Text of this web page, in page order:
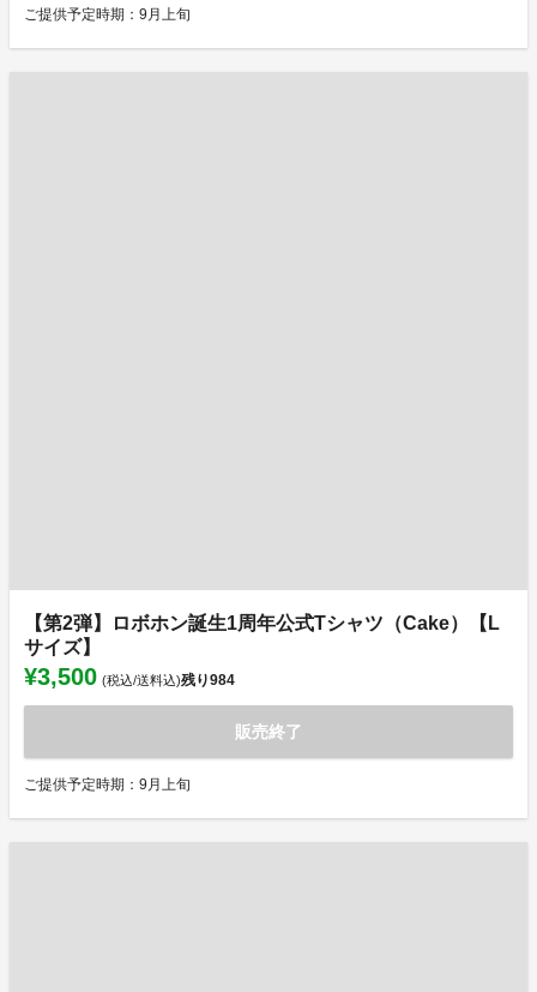
ご提供予定時期：9月上旬
【第2弾】ロボホン誕生1周年公式Tシャツ（Cake）【L
サイズ】
¥3,500 (税込/送料込)残り984
販売終了
ご提供予定時期：9月上旬